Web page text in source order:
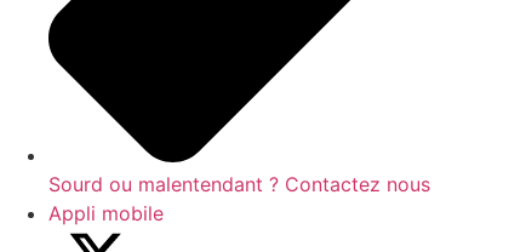
Sourd ou malentendant ? Contactez nous
Appli mobile